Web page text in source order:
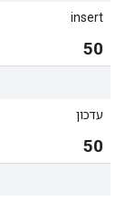
insert
50
עדכון
50